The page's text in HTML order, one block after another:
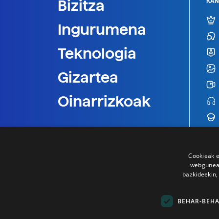
Bizitza
Ingurumena
Teknologia
Gizartea
Oinarrizkoak
Cookieak
BEHAR-